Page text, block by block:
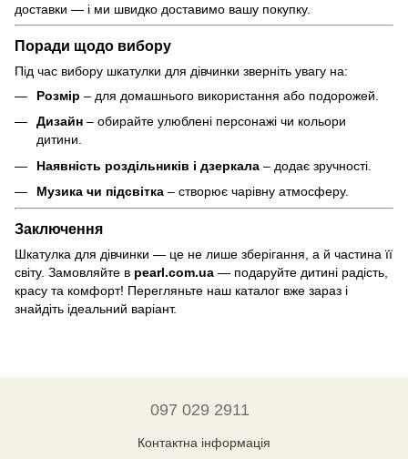
доставки — і ми швидко доставимо вашу покупку.
Поради щодо вибору
Під час вибору шкатулки для дівчинки зверніть увагу на:
Розмір – для домашнього використання або подорожей.
Дизайн – обирайте улюблені персонажі чи кольори
дитини.
Наявність роздільників і дзеркала – додає зручності.
Музика чи підсвітка – створює чарівну атмосферу.
Заключення
Шкатулка для дівчинки — це не лише зберігання, а й частина її
світу. Замовляйте в pearl.com.ua — подаруйте дитині радість,
красу та комфорт! Перегляньте наш каталог вже зараз і
знайдіть ідеальний варіант.
097 029 2911
Контактна інформація